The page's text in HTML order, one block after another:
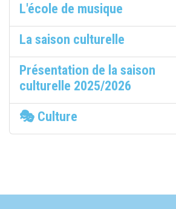
L'école de musique
La saison culturelle
Présentation de la saison
culturelle 2025/2026
🎭 Culture